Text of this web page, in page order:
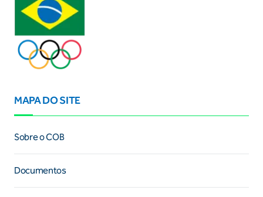
MAPA DO SITE
Sobre o COB
Documentos